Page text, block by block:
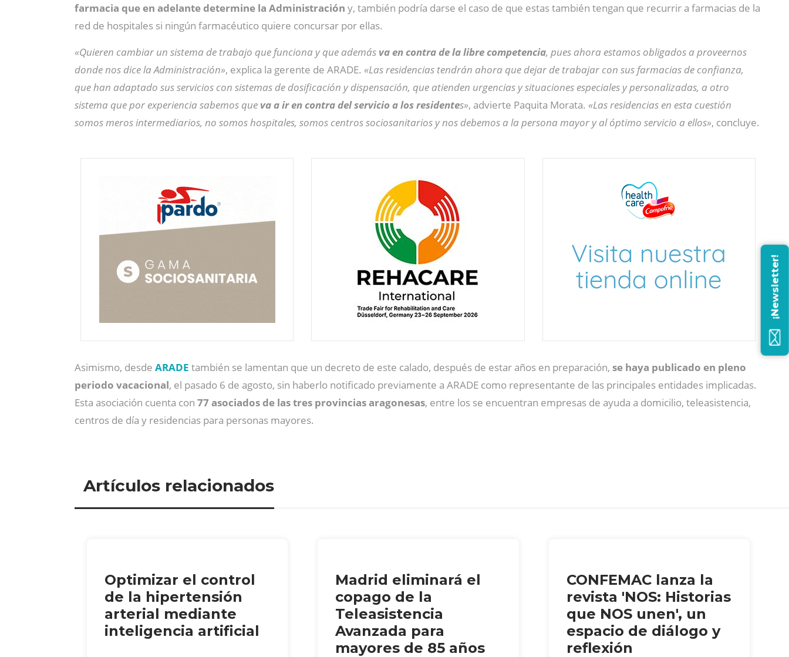
farmacia que en adelante determine la Administración y, también podría darse el caso de que estas también tengan que recurrir a farmacias de la
red de hospitales si ningún farmacéutico quiere concursar por ellas.
«Quieren cambiar un sistema de trabajo que funciona y que además va en contra de la libre competencia, pues ahora estamos obligados a proveernos
donde nos dice la Administración», explica la gerente de ARADE. «Las residencias tendrán ahora que dejar de trabajar con sus farmacias de confianza,
que han adaptado sus servicios con sistemas de dosificación y dispensación, que atienden urgencias y situaciones especiales y personalizadas, a otro
sistema que por experiencia sabemos que va a ir en contra del servicio a los residentes», advierte Paquita Morata. «Las residencias en esta cuestión
somos meros intermediarios, no somos hospitales, somos centros sociosanitarios y nos debemos a la persona mayor y al óptimo servicio a ellos», concluye.
Asimismo, desde ARADE también se lamentan que un decreto de este calado, después de estar años en preparación, se haya publicado en pleno
periodo vacacional, el pasado 6 de agosto, sin haberlo notificado previamente a ARADE como representante de las principales entidades implicadas.
Esta asociación cuenta con 77 asociados de las tres provincias aragonesas, entre los se encuentran empresas de ayuda a domicilio, teleasistencia,
centros de día y residencias para personas mayores.
Artículos relacionados
Optimizar el control
de la hipertensión
arterial mediante
inteligencia artificial
Madrid eliminará el
copago de la
Teleasistencia
Avanzada para
mayores de 85 años
CONFEMAC lanza la
revista 'NOS: Historias
que NOS unen', un
espacio de diálogo y
reflexión
¡Newsletter!